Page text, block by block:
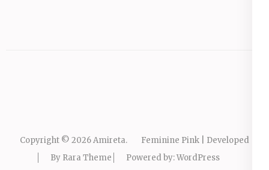
Copyright © 2026Amireta.
Feminine Pink | Developed
By Rara Theme Powered by:WordPress